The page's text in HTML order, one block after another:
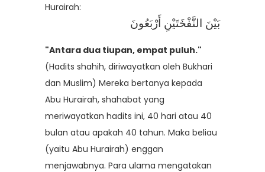
Hurairah:
بَيْنَ النَّفْخَتَيْنِ أَرْبَعُونَ
"Antara dua tiupan, empat puluh."
(Hadits shahih, diriwayatkan oleh Bukhari
dan Muslim) Mereka bertanya kepada
Abu Hurairah, shahabat yang
meriwayatkan hadits ini, 40 hari atau 40
bulan atau apakah 40 tahun. Maka beliau
(yaitu Abu Hurairah) enggan
menjawabnya. Para ulama mengatakan